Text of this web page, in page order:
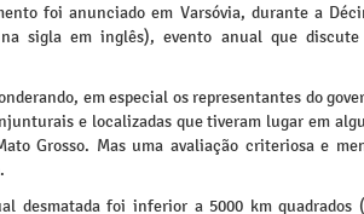
foi anunciado em Varsóvia, durante a
sigla em inglês), evento anual que discute
em especial os representantes do
e localizadas que tiveram lugar em
Grosso. Mas uma avaliação criteriosa e
desmatada foi inferior a 5000 km quadrados